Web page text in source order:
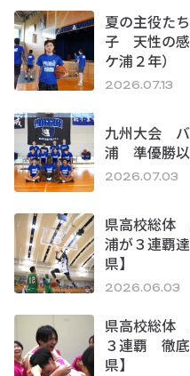
夏の主役た
子 天性の感
ケ浦２年）
2026.07.13
九州大会
浦 準優勝以
2026.07.03
県高校総体
浦が３連覇
県】
2026.06.03
県高校総体
３連覇 徹
県】